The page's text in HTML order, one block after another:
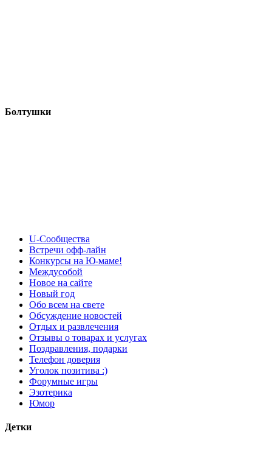
Болтушки
U-Сообщества
Встречи офф-лайн
Конкурсы на Ю-маме!
Междусобой
Новое на сайте
Новый год
Обо всем на свете
Обсуждение новостей
Отдых и развлечения
Отзывы о товарах и услугах
Поздравления, подарки
Телефон доверия
Уголок позитива :)
Форумные игры
Эзотерика
Юмор
Детки